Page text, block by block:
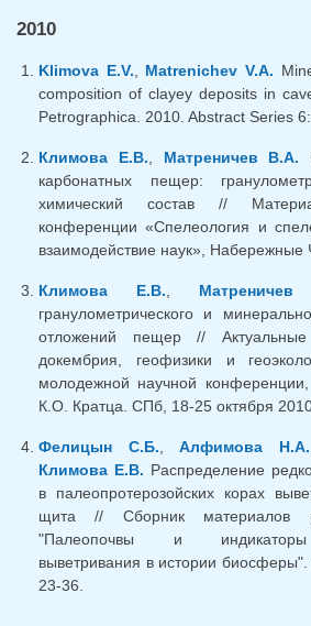
2010
Klimova E.V. Matrenichev V.A.
composition of clayey deposits in
Petrographica. 2010. Abstract Series
Климова Е.В. Матреничев В.А.
карбонатных пещер:
химический состав //
конференции «Спелеология и
взаимодействие наук»,
Климова Е.В.
гранулометрического и
отложений пещер // Актуальные
докембрия, геофизики и
молодежной научной
К.О. Кратца. СПб, 18-25 октября
Фелицын С.Б. ,Алфимова Н.А.
Климова Е.В. Распределение
в палеопротерозойских корах
щита // Сборник материалов
"Палеопочвы и индикаторы
выветривания в истории
23-36.